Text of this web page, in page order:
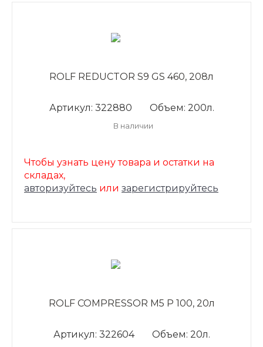
ROLF REDUCTOR S9 GS 460, 208л
Артикул: 322880 Объем: 200л.
В наличии
Чтобы узнать цену товара и остатки на
складах,
авторизуйтесь или зарегистрируйтесь
ROLF COMPRESSOR M5 P 100, 20л
Артикул: 322604 Объем: 20л.